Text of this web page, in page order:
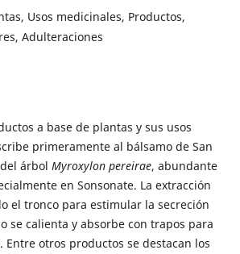
Usos medicinales, Productos,
Adulteraciones
a base de plantas y sus usos
primeramente al bálsamo de San
árbol Myroxylon pereirae, abundante
en Sonsonate. La extracción
el tronco para estimular la secreción
se calienta y absorbe con trapos para
Entre otros productos se destacan los